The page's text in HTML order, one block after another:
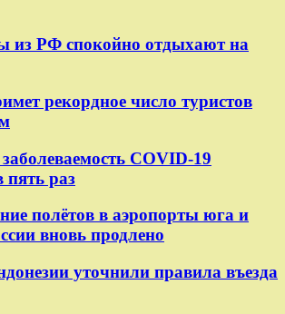
из РФ спокойно отдыхают на
рекордное число туристов
COVID-19
пять раз
полётов в аэропорты юга и
вновь продлено
уточнили правила въезда